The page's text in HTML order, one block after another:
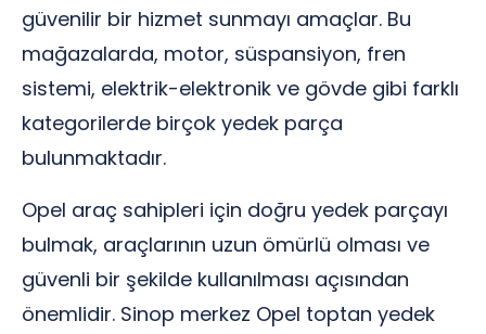
güvenilir bir hizmet sunmayı amaçlar. Bu
mağazalarda, motor, süspansiyon, fren
sistemi, elektrik-elektronik ve gövde gibi farklı
kategorilerde birçok yedek parça
bulunmaktadır.
Opel araç sahipleri için doğru yedek parçayı
bulmak, araçlarının uzun ömürlü olması ve
güvenli bir şekilde kullanılması açısından
önemlidir. Sinop merkez Opel toptan yedek